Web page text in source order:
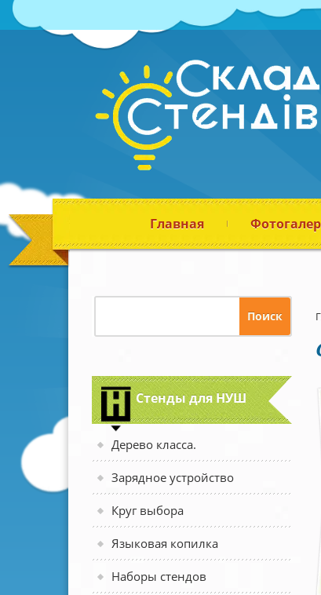
Главная
Стенды для НУШ
Дерево класса.
Зарядное устройство
Круг выбора
Языковая копилка
Наборы стендов